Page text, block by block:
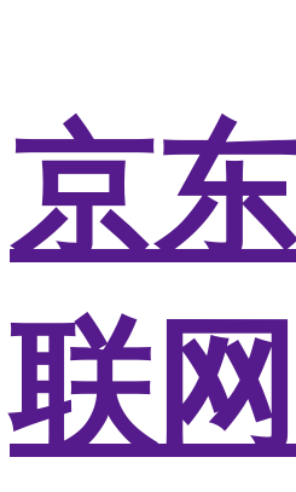
京
联